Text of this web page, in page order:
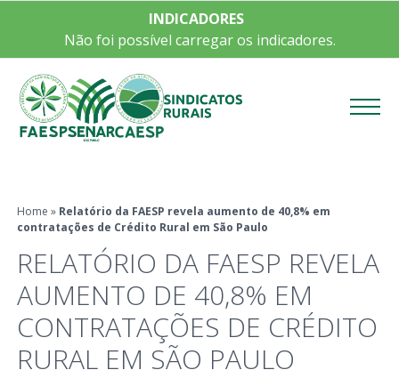
INDICADORES
Não foi possível carregar os indicadores.
Home » Relatório da FAESP revela aumento de 40,8% em
contratações de Crédito Rural em São Paulo
RELATÓRIO DA FAESP REVELA
AUMENTO DE 40,8% EM
CONTRATAÇÕES DE CRÉDITO
RURAL EM SÃO PAULO